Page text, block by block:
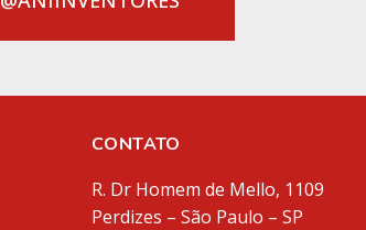
CONTATO
R. Dr Homem de Mello, 1109
Perdizes – São Paulo – SP